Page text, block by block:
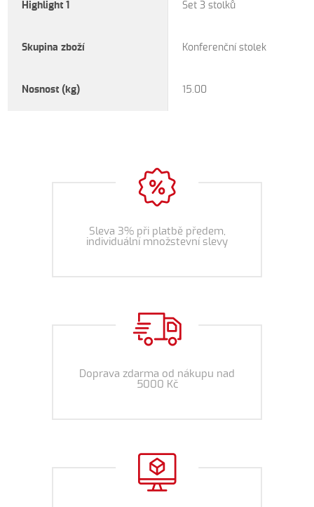
Highlight 1 Set 3 stolků
Skupina zboží Konferenční stolek
Nosnost (kg) 15.00
Sleva 3% při platbě předem,
individuální množstevní slevy
Doprava zdarma od nákupu nad
5000 Kč